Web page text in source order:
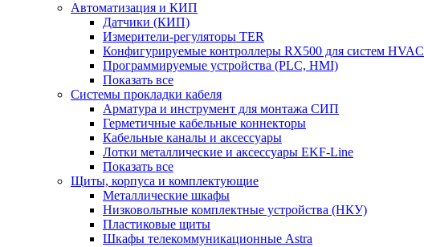
Автоматизация и КИП
Датчики (КИП)
Измерители-регуляторы TER
Конфигурируемые контроллеры RX500 для систем HVAC
Программируемые устройства (PLC, HMI)
Показать все
Системы прокладки кабеля
Арматура и инструмент для монтажа СИП
Герметичные кабельные коннекторы
Кабельные каналы и аксессуары
Лотки металлические и аксессуары EKF-Line
Показать все
Щиты, корпуса и комплектующие
Металлические шкафы
Низковольтные комплектные устройства (НКУ)
Пластиковые щиты
Шкафы телекоммуникационные Astra